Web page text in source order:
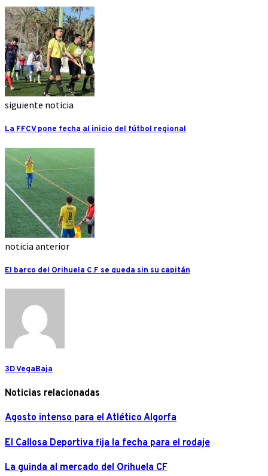
siguiente noticia
La FFCV pone fecha al inicio del fútbol regional
noticia anterior
El barco del Orihuela C.F se queda sin su capitán
3D VegaBaja
Noticias relacionadas
Agosto intenso para el Atlético Algorfa
El Callosa Deportiva fija la fecha para el rodaje
La guinda al mercado del Orihuela CF